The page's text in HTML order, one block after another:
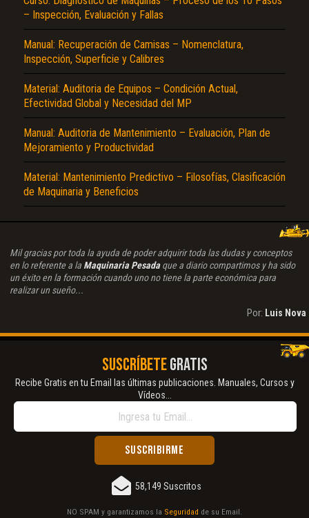
– Inspección, Evaluación y Fallas
Manual: Recuperación de Camisas – Nomenclatura,
Inspección, Superficie y Calibres
Material: Auditoria de Equipos – Condición Actual,
Efectividad Global y Necesidad del MP
Manual: Auditoria de Mantenimiento – Evaluación, Plan de
Mejoramiento y Productividad
Material: Mantenimiento Predictivo – Filosofías, Clasificación
de Maquinaria y Beneficios
Mil gracias por toda la ayuda de poder adquirir toda las dudas y conceptos
en lo referente a la Maquinaria Pesadaque a diario compartimos y ha sido
un éxito en la formación cuando uno no tiene la parte económica para
realizar un sueño...
Por: Luis Nova
SUSCRÍBETEGRATIS
Recibe Gratis en tu Email las últimas publicaciones. Manuales, Cursos y
Vídeos...
58,149 Suscritos
NO SPAM y garantizamos la Seguridad de su Email.